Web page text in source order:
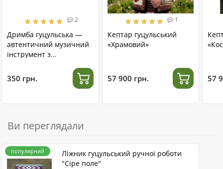
2
Дримба гуцульська —
автентичний музичний
інструмент з
350 грн.
1
Кептар гуцульський
«Храмовий»
57 900 грн. 57
Ви переглядали
популярний
Ліжник гуцульський ручної роботи
"Сіре поле"